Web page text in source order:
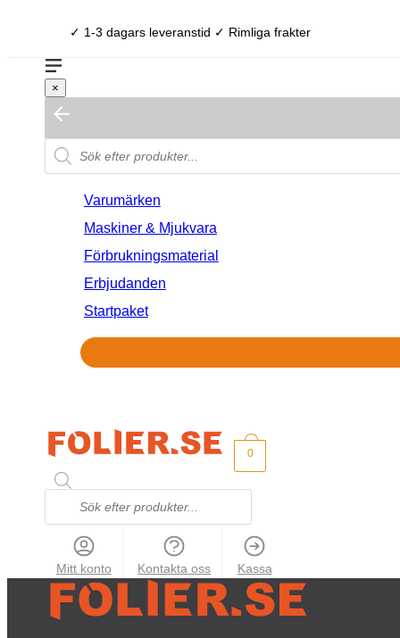
✓ 1-3 dagars leveranstid ✓ Rimliga frakter
×
Varumärken
Maskiner & Mjukvara
Förbrukningsmaterial
Erbjudanden
Startpaket
0
Mitt konto Kontakta oss Kassa